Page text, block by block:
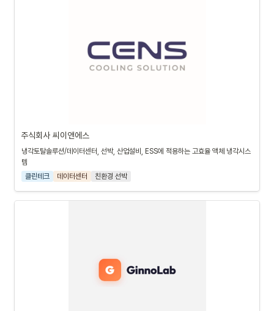
주식회사 씨이앤에스
냉각토탈솔루션/데이터센터, 선박, 산업설비, ESS에 적용하는 고효율 액체 냉각시스
템
클린테크
데이터센터 친환경 선박